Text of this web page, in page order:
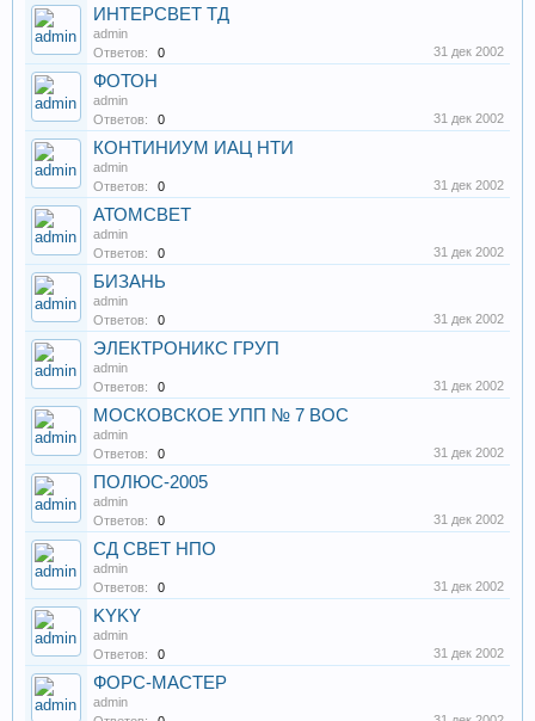
ИНТЕРСВЕТ ТД
admin
Ответов:
0 31 дек 2002
ФОТОН
admin
Ответов:
0 31 дек 2002
КОНТИНИУМ ИАЦ НТИ
admin
Ответов:
0 31 дек 2002
АТОМСВЕТ
admin
Ответов:
0 31 дек 2002
БИЗАНЬ
admin
Ответов:
0 31 дек 2002
ЭЛЕКТРОНИКС ГРУП
admin
Ответов:
0 31 дек 2002
МОСКОВСКОЕ УПП № 7 ВОС
admin
Ответов:
0 31 дек 2002
ПОЛЮС-2005
admin
Ответов:
0 31 дек 2002
СД СВЕТ НПО
admin
Ответов:
0 31 дек 2002
KYKY
admin
Ответов:
0 31 дек 2002
ФОРС-МАСТЕР
admin